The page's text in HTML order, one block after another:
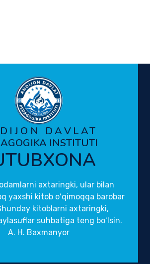
DAVLAT
INSTITUTI
axtaringki, ular bilan
yaxshi kitob oʻqimoqqa barobar
kitoblarni axtaringki,
suhbatiga teng boʻlsin.
A. H. Baxmanyor